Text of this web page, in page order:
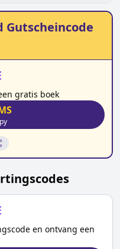
helpt besparen.
Gutscheincode
gratis boek
en ontvang een